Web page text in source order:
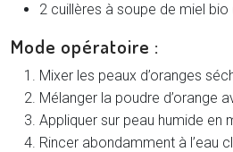
2 cuillères à soupe de miel
Mode opératoire :
Mixer les peaux d’oranges
Mélanger la poudre d’orange
Appliquer sur peau humide
Rincer abondamment à l’eau